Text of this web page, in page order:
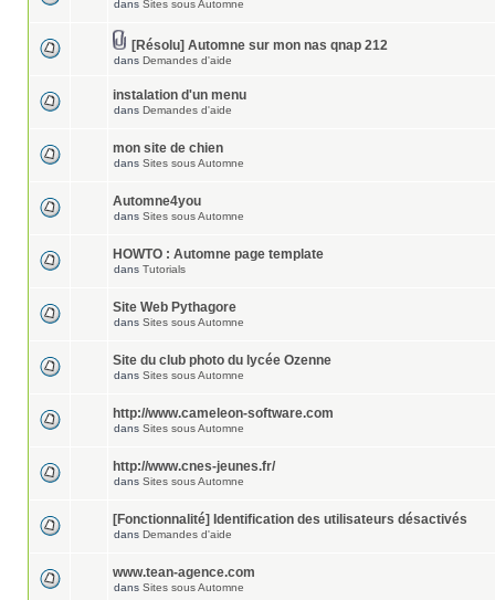
dans Sites sous Automne
[Résolu] Automne sur mon nas qnap 212
dans Demandes d'aide
instalation d'un menu
dans Demandes d'aide
mon site de chien
dans Sites sous Automne
Automne4you
dans Sites sous Automne
HOWTO : Automne page template
dans Tutorials
Site Web Pythagore
dans Sites sous Automne
Site du club photo du lycée Ozenne
dans Sites sous Automne
http://www.cameleon-software.com
dans Sites sous Automne
http://www.cnes-jeunes.fr/
dans Sites sous Automne
[Fonctionnalité] Identification des utilisateurs désactivés
dans Demandes d'aide
www.tean-agence.com
dans Sites sous Automne